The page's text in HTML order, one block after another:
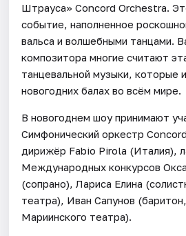
Штрауса» Concord Orchestra.
событие, наполненное
вальса и волшебными танцами.
композитора многие считают
танцевальной музыки, которые
новогодних балах во всём мире.
В новогоднем шоу принимают
Симфонический оркестр
дирижёр Fabio Pirola (Италия),
Международных конкурсов
(сопрано), Лариса Елина
театра), Иван Сапунов
Мариинского театра).